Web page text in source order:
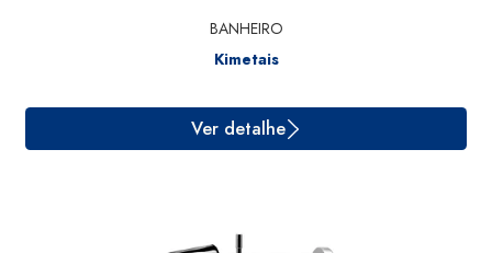
BANHEIRO
Kimetais